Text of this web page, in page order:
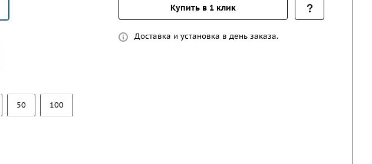
50 100
Купить в 1 клик
Доставка и установка в день заказа.